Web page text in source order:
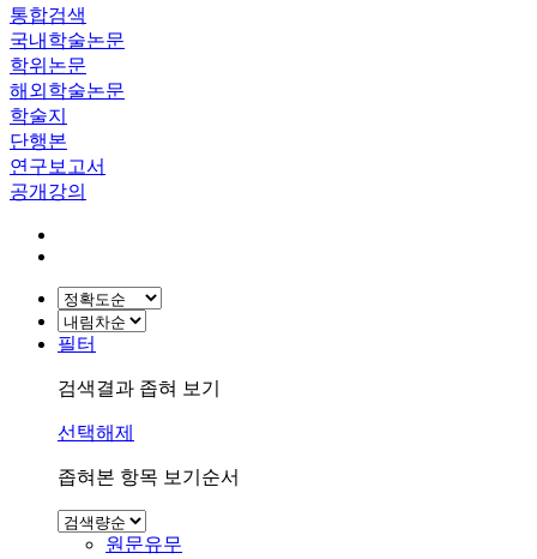
통합검색
국내학술논문
학위논문
해외학술논문
학술지
단행본
연구보고서
공개강의
필터
검색결과 좁혀 보기
선택해제
좁혀본 항목 보기순서
원문유무